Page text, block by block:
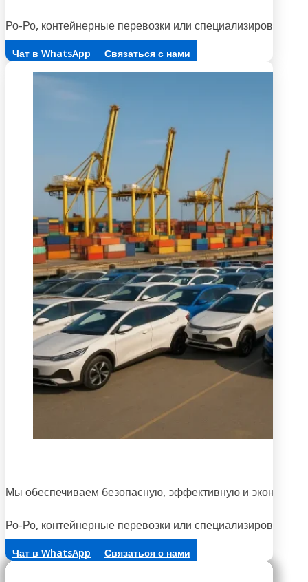
Ро-Ро, контейнерные перевозки или
Чат в WhatsApp Связаться с нами
Мы обеспечиваем безопасную, эффективную и
Ро-Ро, контейнерные перевозки или
Чат в WhatsApp Связаться с нами